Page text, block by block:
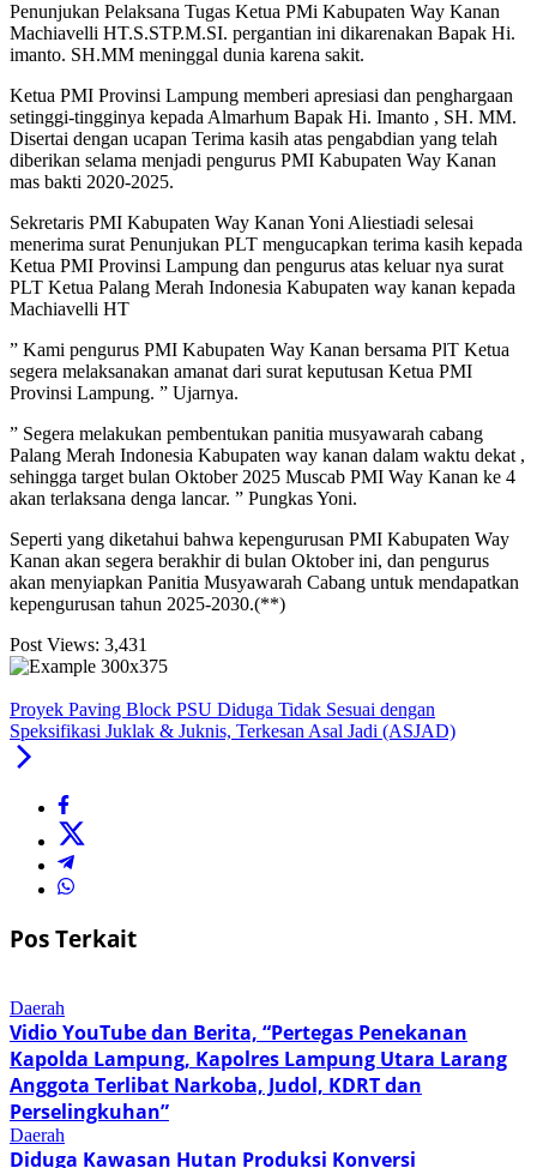
Penunjukan Pelaksana Tugas Ketua PMi Kabupaten Way Kanan
Machiavelli HT.S.STP.M.SI. pergantian ini dikarenakan Bapak Hi.
imanto. SH.MM meninggal dunia karena sakit.
Ketua PMI Provinsi Lampung memberi apresiasi dan penghargaan
setinggi-tingginya kepada Almarhum Bapak Hi. Imanto , SH. MM.
Disertai dengan ucapan Terima kasih atas pengabdian yang telah
diberikan selama menjadi pengurus PMI Kabupaten Way Kanan
mas bakti 2020-2025.
Sekretaris PMI Kabupaten Way Kanan Yoni Aliestiadi selesai
menerima surat Penunjukan PLT mengucapkan terima kasih kepada
Ketua PMI Provinsi Lampung dan pengurus atas keluar nya surat
PLT Ketua Palang Merah Indonesia Kabupaten way kanan kepada
Machiavelli HT
” Kami pengurus PMI Kabupaten Way Kanan bersama PlT Ketua
segera melaksanakan amanat dari surat keputusan Ketua PMI
Provinsi Lampung. ” Ujarnya.
” Segera melakukan pembentukan panitia musyawarah cabang
Palang Merah Indonesia Kabupaten way kanan dalam waktu dekat ,
sehingga target bulan Oktober 2025 Muscab PMI Way Kanan ke 4
akan terlaksana denga lancar. ” Pungkas Yoni.
Seperti yang diketahui bahwa kepengurusan PMI Kabupaten Way
Kanan akan segera berakhir di bulan Oktober ini, dan pengurus
akan menyiapkan Panitia Musyawarah Cabang untuk mendapatkan
kepengurusan tahun 2025-2030.(**)
Post Views: 3,431
Proyek Paving Block PSU Diduga Tidak Sesuai dengan
Speksifikasi Juklak & Juknis, Terkesan Asal Jadi (ASJAD)
Pos Terkait
Daerah
Vidio YouTube dan Berita, “Pertegas Penekanan
Kapolda Lampung, Kapolres Lampung Utara Larang
Anggota Terlibat Narkoba, Judol, KDRT dan
Perselingkuhan”
Daerah
Diduga Kawasan Hutan Produksi Konversi